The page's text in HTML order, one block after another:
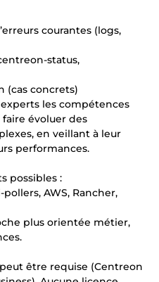
courantes (logs,
status,
(cas concrets)
les compétences
évoluer des
en veillant à leur
performances.
possibles :
AWS, Rancher,
plus orientée métier,
être requise (Centreon